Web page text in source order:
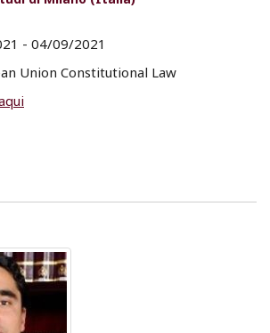
- 04/09/2021
Union Constitutional Law